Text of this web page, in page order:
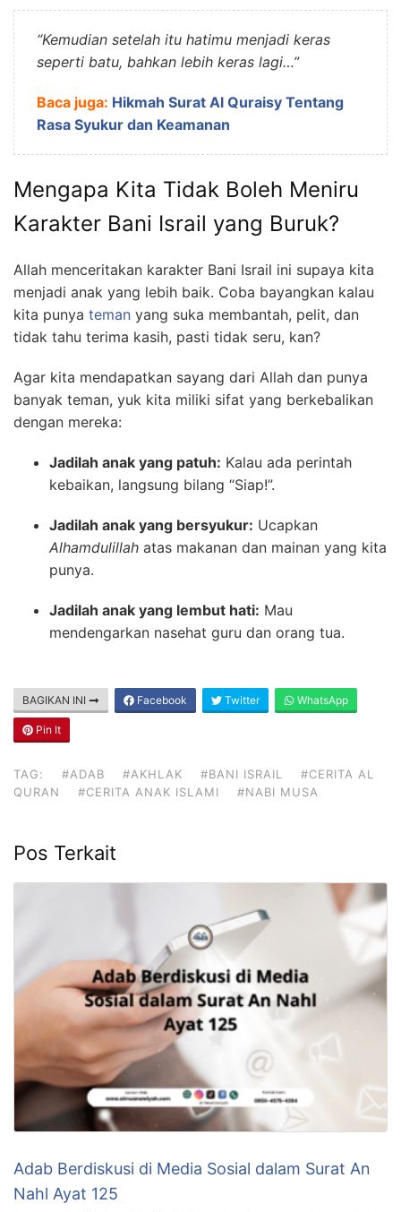
“Kemudian setelah itu hatimu menjadi keras
seperti batu, bahkan lebih keras lagi…”
Baca juga: Hikmah Surat Al Quraisy Tentang
Rasa Syukur dan Keamanan
Mengapa Kita Tidak Boleh Meniru
Karakter Bani Israil yang Buruk?
Allah menceritakan karakter Bani Israil ini supaya kita
menjadi anak yang lebih baik. Coba bayangkan kalau
kita punya teman yang suka membantah, pelit, dan
tidak tahu terima kasih, pasti tidak seru, kan?
Agar kita mendapatkan sayang dari Allah dan punya
banyak teman, yuk kita miliki sifat yang berkebalikan
dengan mereka:
Jadilah anak yang patuh: Kalau ada perintah
kebaikan, langsung bilang “Siap!”.
Jadilah anak yang bersyukur: Ucapkan
Alhamdulillah atas makanan dan mainan yang kita
punya.
Jadilah anak yang lembut hati: Mau
mendengarkan nasehat guru dan orang tua.
BAGIKAN INI Facebook Twitter WhatsApp
Pin It
TAG: #ADAB #AKHLAK #BANI ISRAIL
#CERITA AL
QURAN
#CERITA ANAK ISLAMI #NABI MUSA
Pos Terkait
Adab Berdiskusi di Media Sosial dalam Surat An
Nahl Ayat 125